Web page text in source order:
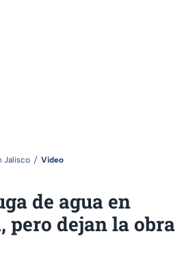
Jalisco Video
de agua en
pero dejan la obra